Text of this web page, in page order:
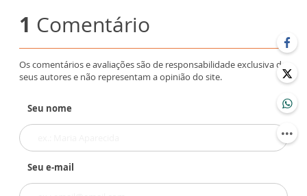
1 Comentário
Os comentários e avaliações são de responsabilidade exclusiva de
seus autores e não representam a opinião do site.
Seu nome
Seu e-mail